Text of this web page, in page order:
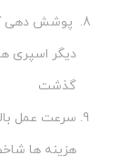
پوشش دهی
دیگر اسپری
گذشت
سرعت عمل
هزینه ها